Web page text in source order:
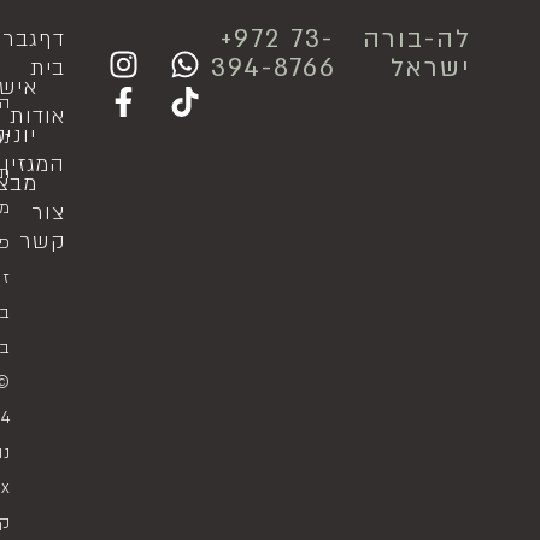
לה-בורה
ישראל
⁦+972 73-
394-8766
דף
בית
אודות
המגזין
צור
קשר
גבר